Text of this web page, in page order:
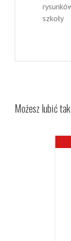
szkoły
Możesz lubić